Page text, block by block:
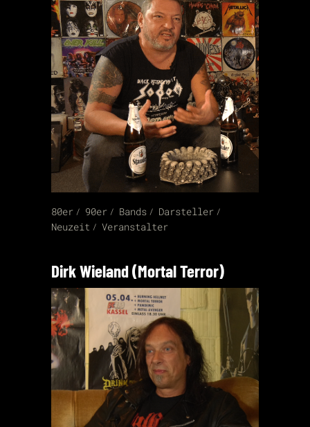
80er 90er Bands
Darsteller
Neuzeit
Veranstalter
Dirk Wieland (Mortal Terror)